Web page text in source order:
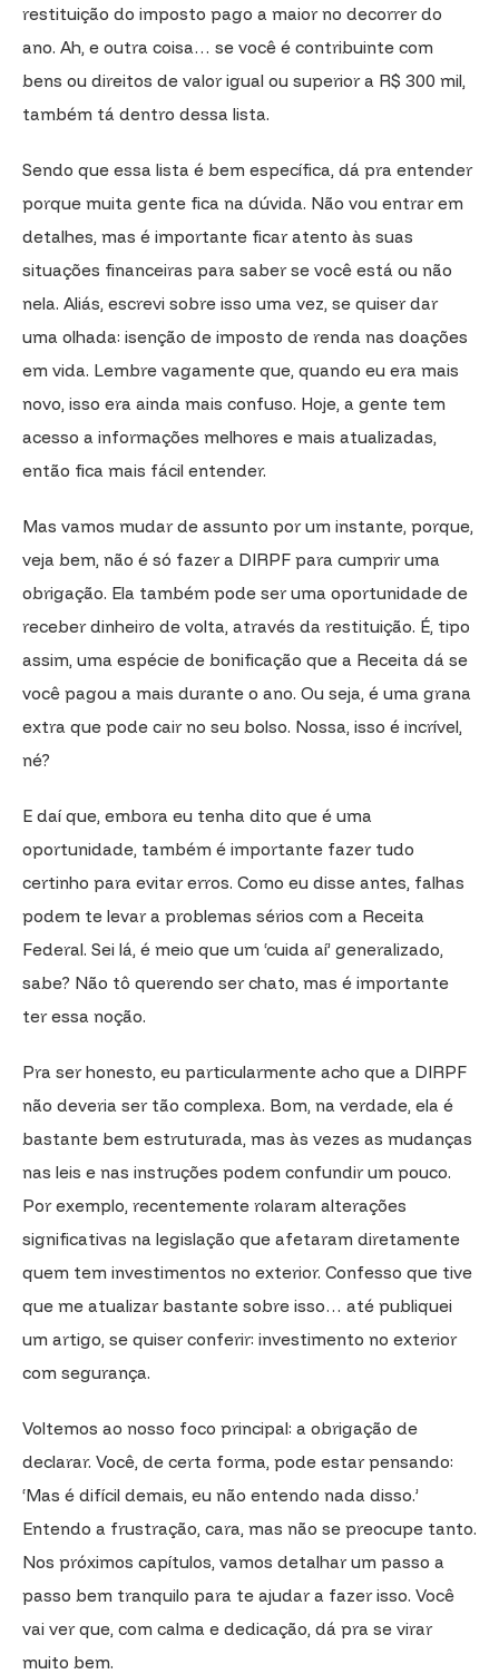
restituição do imposto pago a maior no decorrer do
ano. Ah, e outra coisa… se você é contribuinte com
bens ou direitos de valor igual ou superior a R$ 300 mil,
também tá dentro dessa lista.
Sendo que essa lista é bem específica, dá pra entender
porque muita gente fica na dúvida. Não vou entrar em
detalhes, mas é importante ficar atento às suas
situações financeiras para saber se você está ou não
nela. Aliás, escrevi sobre isso uma vez, se quiser dar
uma olhada: isenção de imposto de renda nas doações
em vida. Lembre vagamente que, quando eu era mais
novo, isso era ainda mais confuso. Hoje, a gente tem
acesso a informações melhores e mais atualizadas,
então fica mais fácil entender.
Mas vamos mudar de assunto por um instante, porque,
veja bem, não é só fazer a DIRPF para cumprir uma
obrigação. Ela também pode ser uma oportunidade de
receber dinheiro de volta, através da restituição. É, tipo
assim, uma espécie de bonificação que a Receita dá se
você pagou a mais durante o ano. Ou seja, é uma grana
extra que pode cair no seu bolso. Nossa, isso é incrível,
né?
E daí que, embora eu tenha dito que é uma
oportunidade, também é importante fazer tudo
certinho para evitar erros. Como eu disse antes, falhas
podem te levar a problemas sérios com a Receita
Federal. Sei lá, é meio que um ‘cuida aí’ generalizado,
sabe? Não tô querendo ser chato, mas é importante
ter essa noção.
Pra ser honesto, eu particularmente acho que a DIRPF
não deveria ser tão complexa. Bom, na verdade, ela é
bastante bem estruturada, mas às vezes as mudanças
nas leis e nas instruções podem confundir um pouco.
Por exemplo, recentemente rolaram alterações
significativas na legislação que afetaram diretamente
quem tem investimentos no exterior. Confesso que tive
que me atualizar bastante sobre isso… até publiquei
um artigo, se quiser conferir: investimento no exterior
com segurança.
Voltemos ao nosso foco principal: a obrigação de
declarar. Você, de certa forma, pode estar pensando:
‘Mas é difícil demais, eu não entendo nada disso.’
Entendo a frustração, cara, mas não se preocupe tanto.
Nos próximos capítulos, vamos detalhar um passo a
passo bem tranquilo para te ajudar a fazer isso. Você
vai ver que, com calma e dedicação, dá pra se virar
muito bem.